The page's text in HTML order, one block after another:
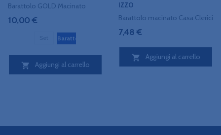
Barattolo GOLD Macinato
10,00 €
Barattolo
 Aggiungi al carrello
IZZO
Barattolo macinato Casa Clerici
7,48 €
 Aggiungi al carrello